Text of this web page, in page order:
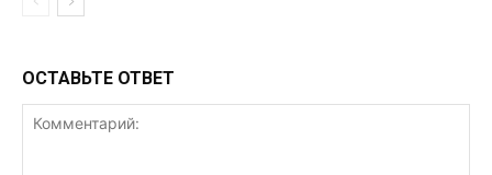
ОСТАВЬТЕ ОТВЕТ